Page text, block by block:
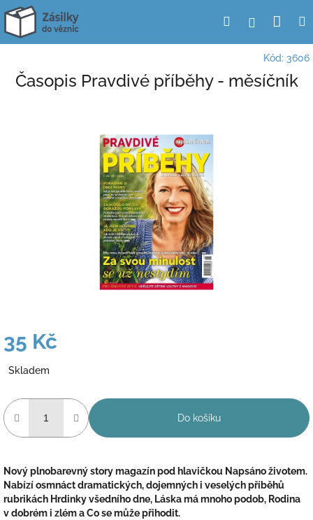
Přejít
obsah
HledatPřihlášení
Kód: 3606
Časopis Pravdivé příběhy - měsíčník
35 Kč
cena:
Skladem
Do košíku
Nový plnobarevný story magazín pod hlavičkou Napsáno životem.
Nabízí osmnáct dramatických, dojemných i veselých příběhů
rubrikách Hrdinky všedního dne, Láska má mnoho podob, Rodina
v dobrém i zlém a Co se může přihodit.